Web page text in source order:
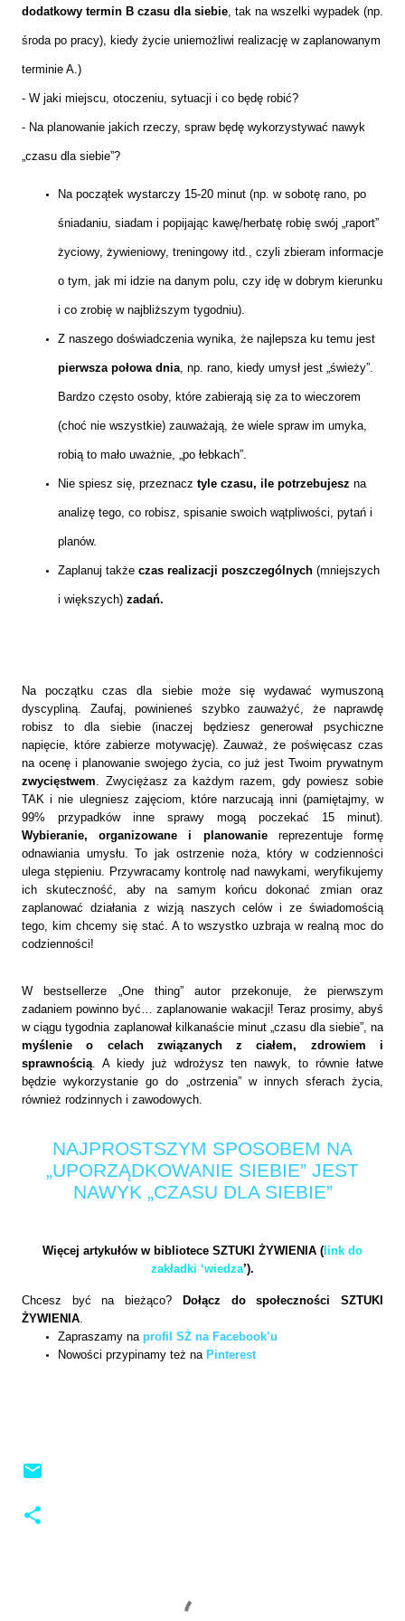
dodatkowy termin B czasu dla siebie , tak na wszelki wypadek (np.
środa po pracy), kiedy życie uniemożliwi realizację w zaplanowanym
terminie A. )
- W jaki miejscu, otoczeniu, sytuacji i co będę robić?
- Na planowanie jakich rzeczy, spraw będę wykorzystywać nawyk
„czasu dla siebie”?
Na początek wystarczy 15-20 minut (np. w sobotę rano, po
śniadaniu, siadam i popijając kawę/herbatę robię swój „raport”
życiowy, żywieniowy, treningowy itd., czyli zbieram informacje
o tym, jak mi idzie na danym polu, czy idę w dobrym kierunku
i co zrobię w najbliższym tygodniu).
Z naszego doświadczenia wynika, że najlepsza ku temu jest
pierwsza połowa dnia , np. rano, kiedy umysł jest „świeży”.
Bardzo często osoby, które zabierają się za to wieczorem
(choć nie wszystkie) zauważają, że wiele spraw im umyka,
robią to mało uważnie, „po łebkach”.
Nie spiesz się, przeznacz tyle czasu, ile potrzebujesz na
analizę tego, co robisz, spisanie swoich wątpliwości, pytań i
planów.
Zaplanuj także czas realizacji poszczególnych (mniejszych
i większych) zadań.
Na początku czas dla siebie może się wydawać wymuszoną
dyscypliną. Zaufaj, powinieneś szybko zauważyć, że naprawdę
robisz to dla siebie (inaczej będziesz generował psychiczne
napięcie, które zabierze motywację). Zauważ, że poświęcasz czas
na ocenę i planowanie swojego życia, co już jest Twoim prywatnym
zwycięstwem . Zwyciężasz za każdym razem, gdy powiesz sobie
TAK i nie ulegniesz zajęciom, które narzucają inni (pamiętajmy, w
99% przypadków inne sprawy mogą poczekać 15 minut).
Wybieranie, organizowane i planowaniereprezentuje formę
odnawiania umysłu. To jak ostrzenie noża, który w codzienności
ulega stępieniu. Przywracamy kontrolę nad nawykami, weryfikujemy
ich skuteczność, aby na samym końcu dokonać zmian oraz
zaplanować działania z wizją naszych celów i ze świadomością
tego, kim chcemy się stać. A to wszystko uzbraja w realną moc do
codzienności!
W bestsellerze „One thing” autor przekonuje, że pierwszym
zadaniem powinno być… zaplanowanie wakacji! Teraz prosimy, abyś
w ciągu tygodnia zaplanował kilkanaście minut „czasu dla siebie”, na
myślenie o celach związanych z ciałem, zdrowiem i
sprawnością . A kiedy już wdrożysz ten nawyk, to równie łatwe
będzie wykorzystanie go do „ostrzenia” w innych sferach życia,
również rodzinnych i zawodowych.
NAJPROSTSZYM SPOSOBEM NA
„UPORZĄDKOWANIE SIEBIE” JEST
NAWYK „CZASU DLA SIEBIE”
Więcej artykułów w bibliotece SZTUKI ŻYWIENIA ( link do
zakładki ‘wiedza’).
Chcesz być na bieżąco?
Dołącz do społeczności SZTUKI
ŻYWIENIA
Zapraszamy na profil SŻ na Facebook’u
Nowości przypinamy też na Pinterest